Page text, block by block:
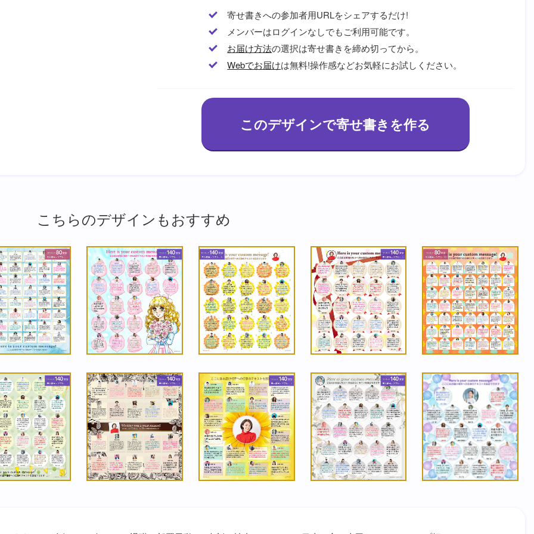
寄せ書きへの参加者用URLをシェアするだけ!
メンバーはログインなしでもご利用可能です。
お届け方法の選択は寄せ書きを締め切ってから。
Webでお届けは無料!操作感などお気軽にお試しください。
こちらのデザインもおすすめ